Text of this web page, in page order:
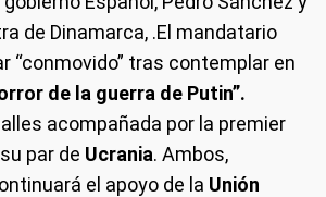
de Dinamarca, .El mandatario
“conmovido” tras contemplar en
de la guerra de Putin”.
acompañada por la premier
par de Ucrania. Ambos,
el apoyo de la Unión